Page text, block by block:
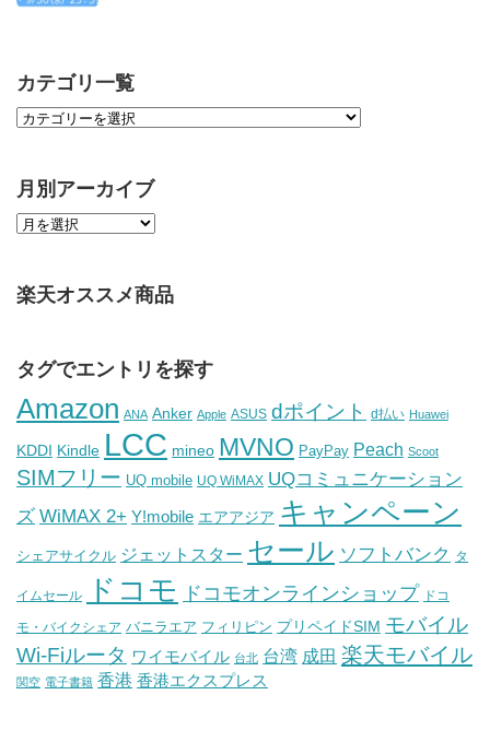
カテゴリ一覧
月別アーカイブ
楽天オススメ商品
タグでエントリを探す
Amazon ANA Anker Apple ASUS dポイント d払い Huawei
KDDI Kindle LCC mineo MVNO PayPay Peach Scoot
SIMフリー UQ mobile UQ WiMAX UQコミュニケーション
ズ WiMAX 2+ Y!mobile エアアジア キャンペーン
シェアサイクル ジェットスター セール ソフトバンク タ
イムセール ドコモ ドコモオンラインショップ ドコ
モ・バイクシェア バニラエア フィリピン プリペイドSIM モバイル
Wi-Fiルータ ワイモバイル 台北 台湾 成田 楽天モバイル
関空 電子書籍 香港 香港エクスプレス